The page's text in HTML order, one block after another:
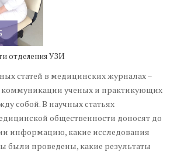
отделения УЗИ
статей в медицинских журналах –
ученых и практикующих
собой. В научных статьях
общественности доносят до
информацию, какие исследования
были проведены, какие результаты